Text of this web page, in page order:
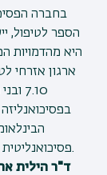
בחברה
הספר לטיפול,
פסיכואנליטית פורצת דרך בתחום הספרות ובתחום הטראומה.
ד"ר הילית